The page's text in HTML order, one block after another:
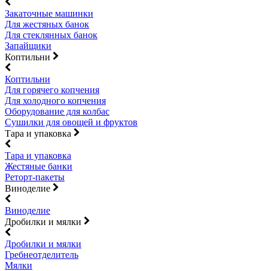
Закаточные машинки
Для жестяных банок
Для стеклянных банок
Запайщики
Коптильни
Коптильни
Для горячего копчения
Для холодного копчения
Оборудование для колбас
Сушилки для овощей и фруктов
Тара и упаковка
Тара и упаковка
Жестяные банки
Реторт-пакеты
Виноделие
Виноделие
Дробилки и мялки
Дробилки и мялки
Гребнеотделитель
Мялки